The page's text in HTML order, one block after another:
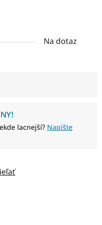
Na dotaz
lacnejší? Napíšte